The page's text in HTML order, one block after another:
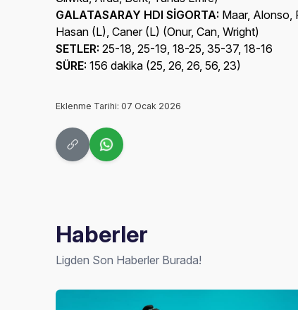
GALATASARAY HDI SİGORTA: Maar, Alonso,
Hasan (L), Caner (L) (Onur, Can, Wright)
SETLER: 25-18, 25-19, 18-25, 35-37, 18-16
SÜRE: 156 dakika (25, 26, 26, 56, 23)
Eklenme Tarihi: 07 Ocak 2026
Haberler
Ligden Son Haberler Burada!